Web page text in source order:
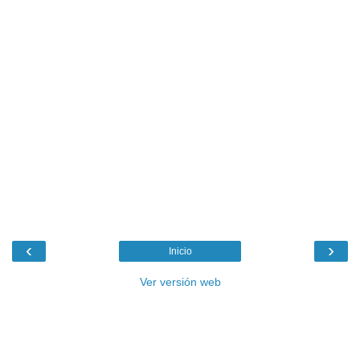
‹ ›
Inicio
Ver versión web